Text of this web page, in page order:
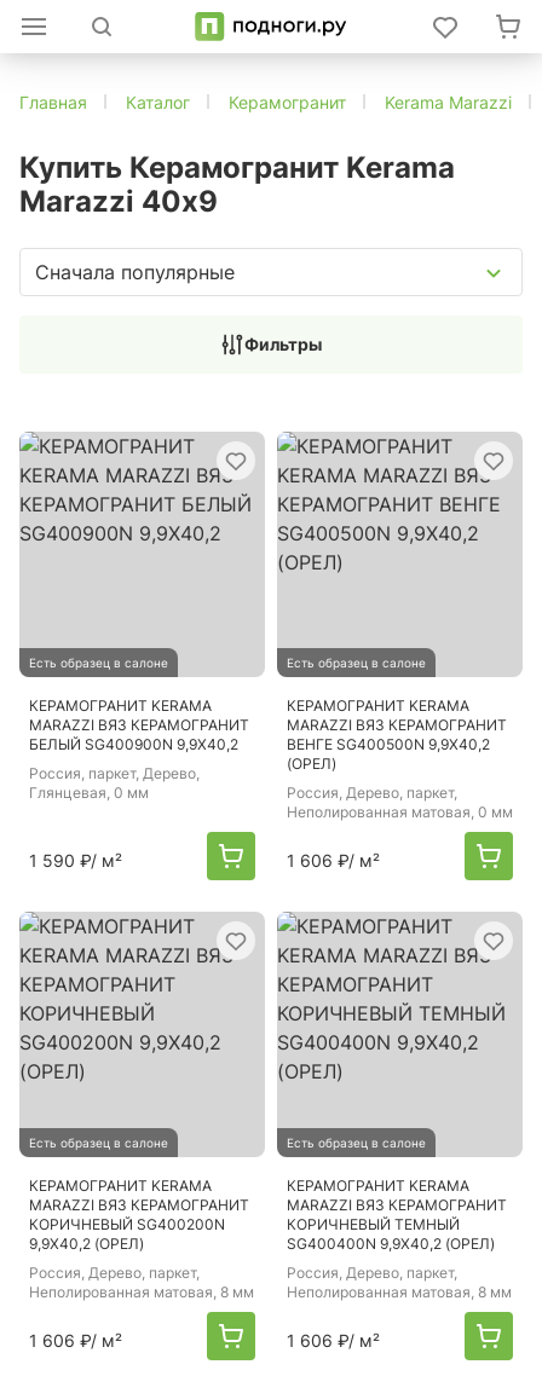
Главная Каталог Керамогранит Kerama Marazzi
Купить Керамогранит Kerama
Marazzi 40х9
Сначала популярные
Фильтры
Есть образец в салоне
КЕРАМОГРАНИТ KERAMA
MARAZZI ВЯЗ КЕРАМОГРАНИТ
БЕЛЫЙ SG400900N 9,9Х40,2
Россия, паркет, Дерево,
Глянцевая, 0 мм
1 590 ₽/ м²
Есть образец в салоне
КЕРАМОГРАНИТ KERAMA
MARAZZI ВЯЗ КЕРАМОГРАНИТ
ВЕНГЕ SG400500N 9,9X40,2
(ОРЕЛ)
Россия, Дерево, паркет,
Неполированная матовая, 0 мм
1 606 ₽/ м²
Есть образец в салоне
КЕРАМОГРАНИТ KERAMA
MARAZZI ВЯЗ КЕРАМОГРАНИТ
КОРИЧНЕВЫЙ SG400200N
9,9Х40,2 (ОРЕЛ)
Россия, Дерево, паркет,
Неполированная матовая, 8 мм
1 606 ₽/ м²
Есть образец в салоне
КЕРАМОГРАНИТ KERAMA
MARAZZI ВЯЗ КЕРАМОГРАНИТ
КОРИЧНЕВЫЙ ТЕМНЫЙ
SG400400N 9,9Х40,2 (ОРЕЛ)
Россия, Дерево, паркет,
Неполированная матовая, 8 мм
1 606 ₽/ м²